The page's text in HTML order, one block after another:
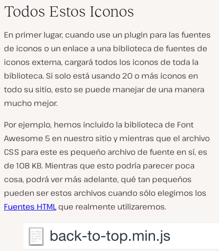
Todos Estos Iconos
En primer lugar, cuando use un plugin para las fuentes
de iconos o un enlace a una biblioteca de fuentes de
iconos externa, cargará todos los iconos de toda la
biblioteca. Si solo está usando 20 o más iconos en
todo su sitio, esto se puede manejar de una manera
mucho mejor.
Por ejemplo, hemos incluido la biblioteca de Font
Awesome 5 en nuestro sitio y mientras que el archivo
CSS para este es pequeño archivo de fuente en sí, es
de 108 KB. Mientras que esto podría parecer poca
cosa, podrá ver más adelante, qué tan pequeños
pueden ser estos archivos cuando sólo elegimos los
Fuentes HTMLque realmente utilizaremos.